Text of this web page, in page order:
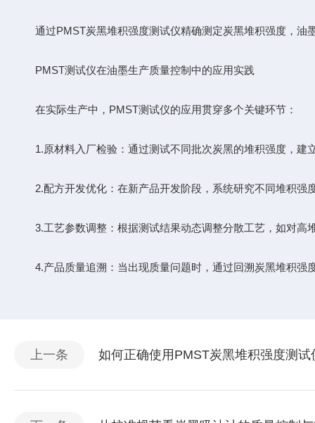
通过PMST炭黑堆积强度测试仪精确测定炭黑堆积强度，油
PMST测试仪在油墨生产质量控制中的应用实践
在实际生产中，PMST测试仪的应用贯穿多个关键环节：
1.原材料入厂检验：通过测试不同批次炭黑的堆积强度，建
2.配方开发优化：在新产品开发阶段，系统研究不同堆积强
3.工艺参数调整：根据测试结果动态调整分散工艺，如对高
4.产品质量追溯：当出现质量问题时，通过回溯炭黑堆积强
上一条 如何正确使用PMST炭黑堆积强度测试